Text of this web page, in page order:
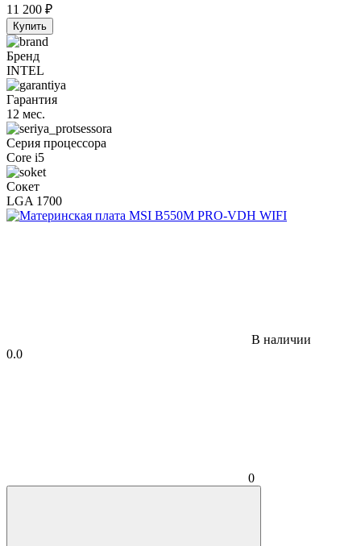
11 200 ₽
Купить
Бренд
INTEL
Гарантия
12 мес.
Серия процессора
Core i5
Сокет
LGA 1700
В наличии
0.0
0